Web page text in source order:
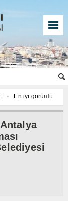
☰
için Chrome veya
için Chrome veya